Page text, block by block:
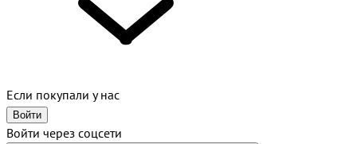
Если покупали у нас
Войти
Войти через соцсети